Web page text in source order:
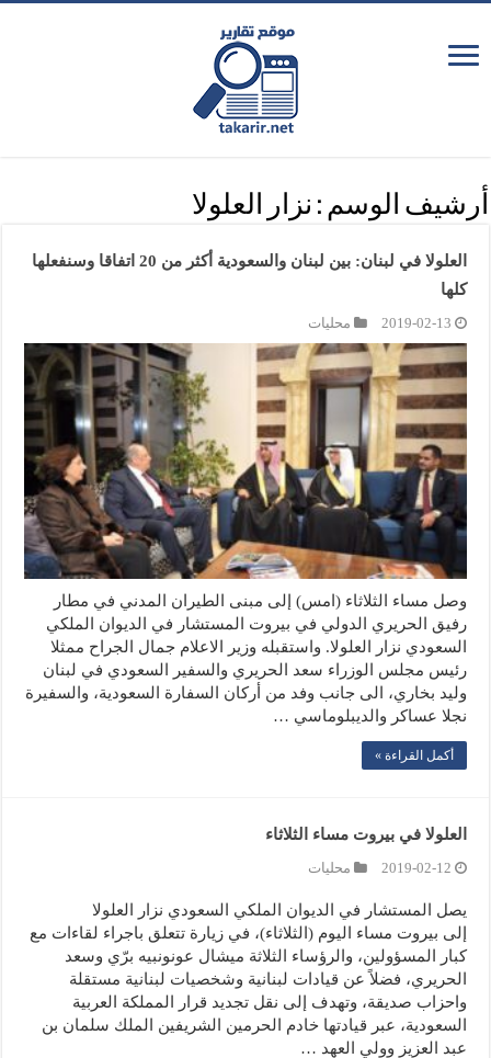
أرشيف الوسم : نزار العلولا
العلولا في لبنان: بين لبنان والسعودية أكثر من 20 اتفاقا وسنفعلها
كلها
2019-02-13 محليات
وصل مساء الثلاثاء (امس) إلى مبنى الطيران المدني في مطار
رفيق الحريري الدولي في بيروت المستشار في الديوان الملكي
السعودي نزار العلولا. واستقبله وزير الاعلام جمال الجراح ممثلا
رئيس مجلس الوزراء سعد الحريري والسفير السعودي في لبنان
وليد بخاري، الى جانب وفد من أركان السفارة السعودية، والسفيرة
نجلا عساكر والديبلوماسي …
أكمل القراءة »
العلولا في بيروت مساء الثلاثاء
2019-02-12 محليات
يصل المستشار في الديوان الملكي السعودي نزار العلولا
إلى بيروت مساء اليوم (الثلاثاء)، في زيارة تتعلق باجراء لقاءات مع
كبار المسؤولين، والرؤساء الثلاثة ميشال عونونبيه برّي وسعد
الحريري، فضلاً عن قيادات لبنانية وشخصيات لبنانية مستقلة
واحزاب صديقة، وتهدف إلى نقل تجديد قرار المملكة العربية
السعودية، عبر قيادتها خادم الحرمين الشريفين الملك سلمان بن
عبد العزيز وولي العهد …